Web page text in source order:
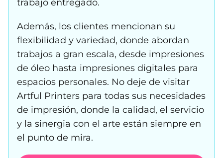
trabajo entregado.
Además, los clientes mencionan su
flexibilidad y variedad, donde abordan
trabajos a gran escala, desde impresiones
de óleo hasta impresiones digitales para
espacios personales. No deje de visitar
Artful Printers para todas sus necesidades
de impresión, donde la calidad, el servicio
y la sinergia con el arte están siempre en
el punto de mira.